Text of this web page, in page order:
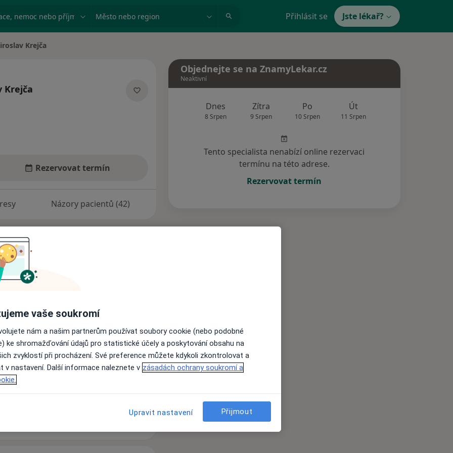
nemoc nebo příjmení Město nebo region Přihlásit se Jste lékař?
města Krejča
Krejča
Rezervovat termín
Názory pacientů (42)
Karlově v Praze.
na klinických pracovištích
v Austrálii v univerzitní nemocnici
nemocnic St.
v Ústřední vojenské nemocnici v
Velké Británii a Irsku.
klinikách
jako vedoucí lékař oddělení
Objednejte se na ZnamyLekar.cz
Neaktivní
Dnes
8 Srpen
Zítra
9 Srpen
Po
10 Srpen
Út
11 Srpen
Tento specialista nenabízí online rezervaci
termínu na této adrese.
Rezervovat termín
vaše soukromí
nám a našim partnerům používat soubory cookie (nebo podobné
ke shromažďování údajů pro statistické účely a poskytování obsahu na
zvyklostí při procházení. Své preference můžete kdykoli zkontrolovat a
v nastavení. Další informace naleznete v zásadách ochrany soukromí a
Upravit nastavení Přijmout